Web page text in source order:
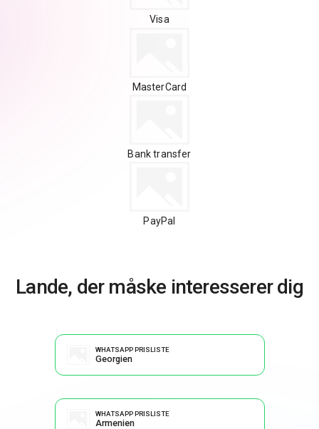
Visa
MasterCard
Bank transfer
PayPal
Lande, der måske interesserer dig
WHATSAPP PRISLISTE
Georgien
WHATSAPP PRISLISTE
Armenien